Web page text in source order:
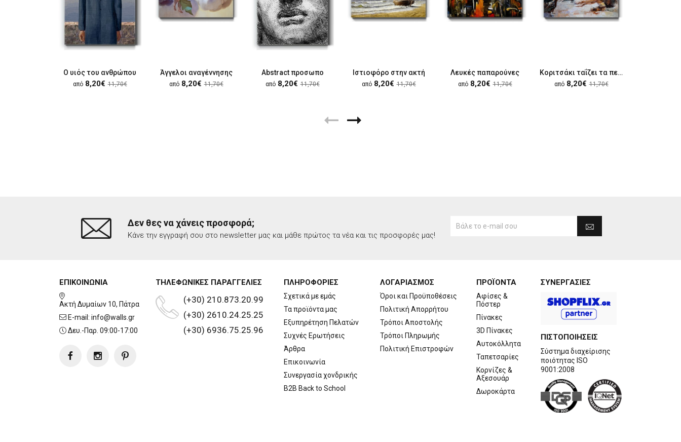
Ο υιός του ανθρώπου
από 8,20€ 11,70€
Άγγελοι αναγέννησης
από 8,20€ 11,70€
Abstract προσωπο
από 8,20€ 11,70€
Ιστιοφόρο στην ακτή
από 8,20€ 11,70€
Λευκές παπαρούνες
από 8,20€ 11,70€
Κοριτσάκι ταΐζει τα περιστέρια
από 8,20€ 11,70€
Δεν θες να χάνεις προσφορά;
Κάνε την εγγραφή σου στο newsletter μας και μάθε πρώτος τα νέα και τις προσφορές μας!
ΕΠΙΚΟΙΝΩΝΙΑ
Ακτή Δυμαίων 10, Πάτρα
E-mail: info@walls.gr
Δευ.-Παρ. 09:00-17:00
ΤΗΛΕΦΩΝΙΚΕΣ ΠΑΡΑΓΓΕΛΙΕΣ
(+30) 210.873.20.99
(+30) 2610.24.25.25
(+30) 6936.75.25.96
ΠΛΗΡΟΦΟΡΙΕΣ
Σχετικά με εμάς
Τα προϊόντα μας
Εξυπηρέτηση Πελατών
Συχνές Ερωτήσεις
Άρθρα
Επικοινωνία
Συνεργασία χονδρικής
B2B Back to School
ΛΟΓΑΡΙΑΣΜΟΣ
Όροι και Προϋποθέσεις
Πολιτική Απορρήτου
Τρόποι Αποστολής
Τρόποι Πληρωμής
Πολιτική Επιστροφών
ΠΡΟΪΟΝΤΑ
Αφίσες &
Πόστερ
Πίνακες
3D Πίνακες
Αυτοκόλλητα
Ταπετσαρίες
Κορνίζες &
Αξεσουάρ
Δωροκάρτα
ΣΥΝΕΡΓΑΣΙΕΣ
ΠΙΣΤΟΠΟΙΗΣΕΙΣ
Σύστημα διαχείρισης
ποιότητας ISO
9001:2008